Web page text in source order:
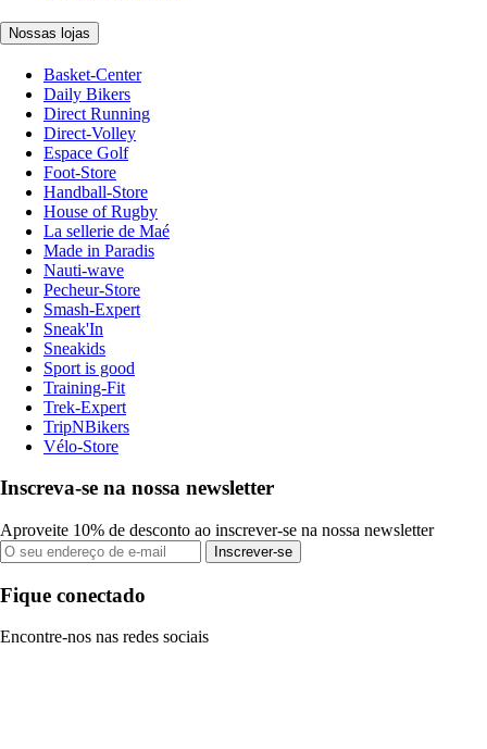
Nossas lojas
Basket-Center
Daily Bikers
Direct Running
Direct-Volley
Espace Golf
Foot-Store
Handball-Store
House of Rugby
La sellerie de Maé
Made in Paradis
Nauti-wave
Pecheur-Store
Smash-Expert
Sneak'In
Sneakids
Sport is good
Training-Fit
Trek-Expert
TripNBikers
Vélo-Store
Inscreva-se na nossa newsletter
Aproveite 10% de desconto ao inscrever-se na nossa newsletter
Inscrever-se
Fique conectado
Encontre-nos nas redes sociais